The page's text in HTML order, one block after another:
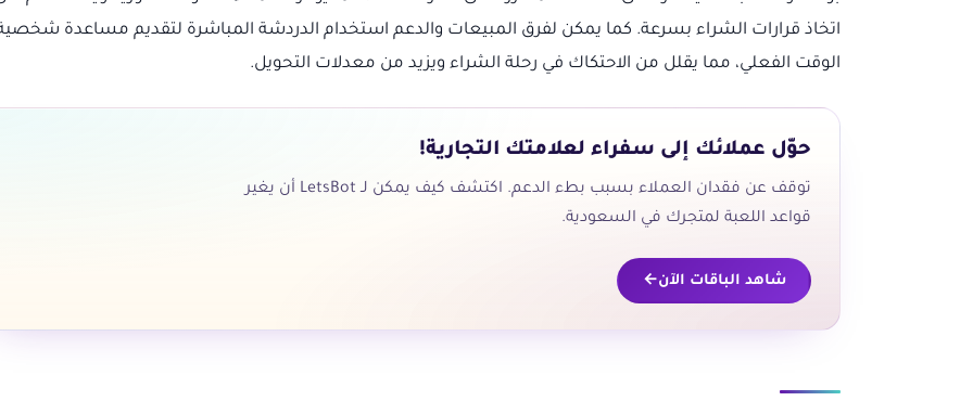
اتخاذ قرارات الشراء بسرعة. كما يمكن لفرق المبيعات والدعم استخدام الدردشة المباشرة لتقديم مساعدة
الوقت الفعلي، مما يقلل من الاحتكاك في رحلة الشراء ويزيد من معدلات التحويل.
حوّل عملائك إلى سفراء لعلامتك التجارية!
توقف عن فقدان العملاء بسبب بطء الدعم. اكتشف كيف يمكن لـ LetsBot أن يغير
قواعد اللعبة لمتجرك في السعودية.
شاهد الباقات الآن